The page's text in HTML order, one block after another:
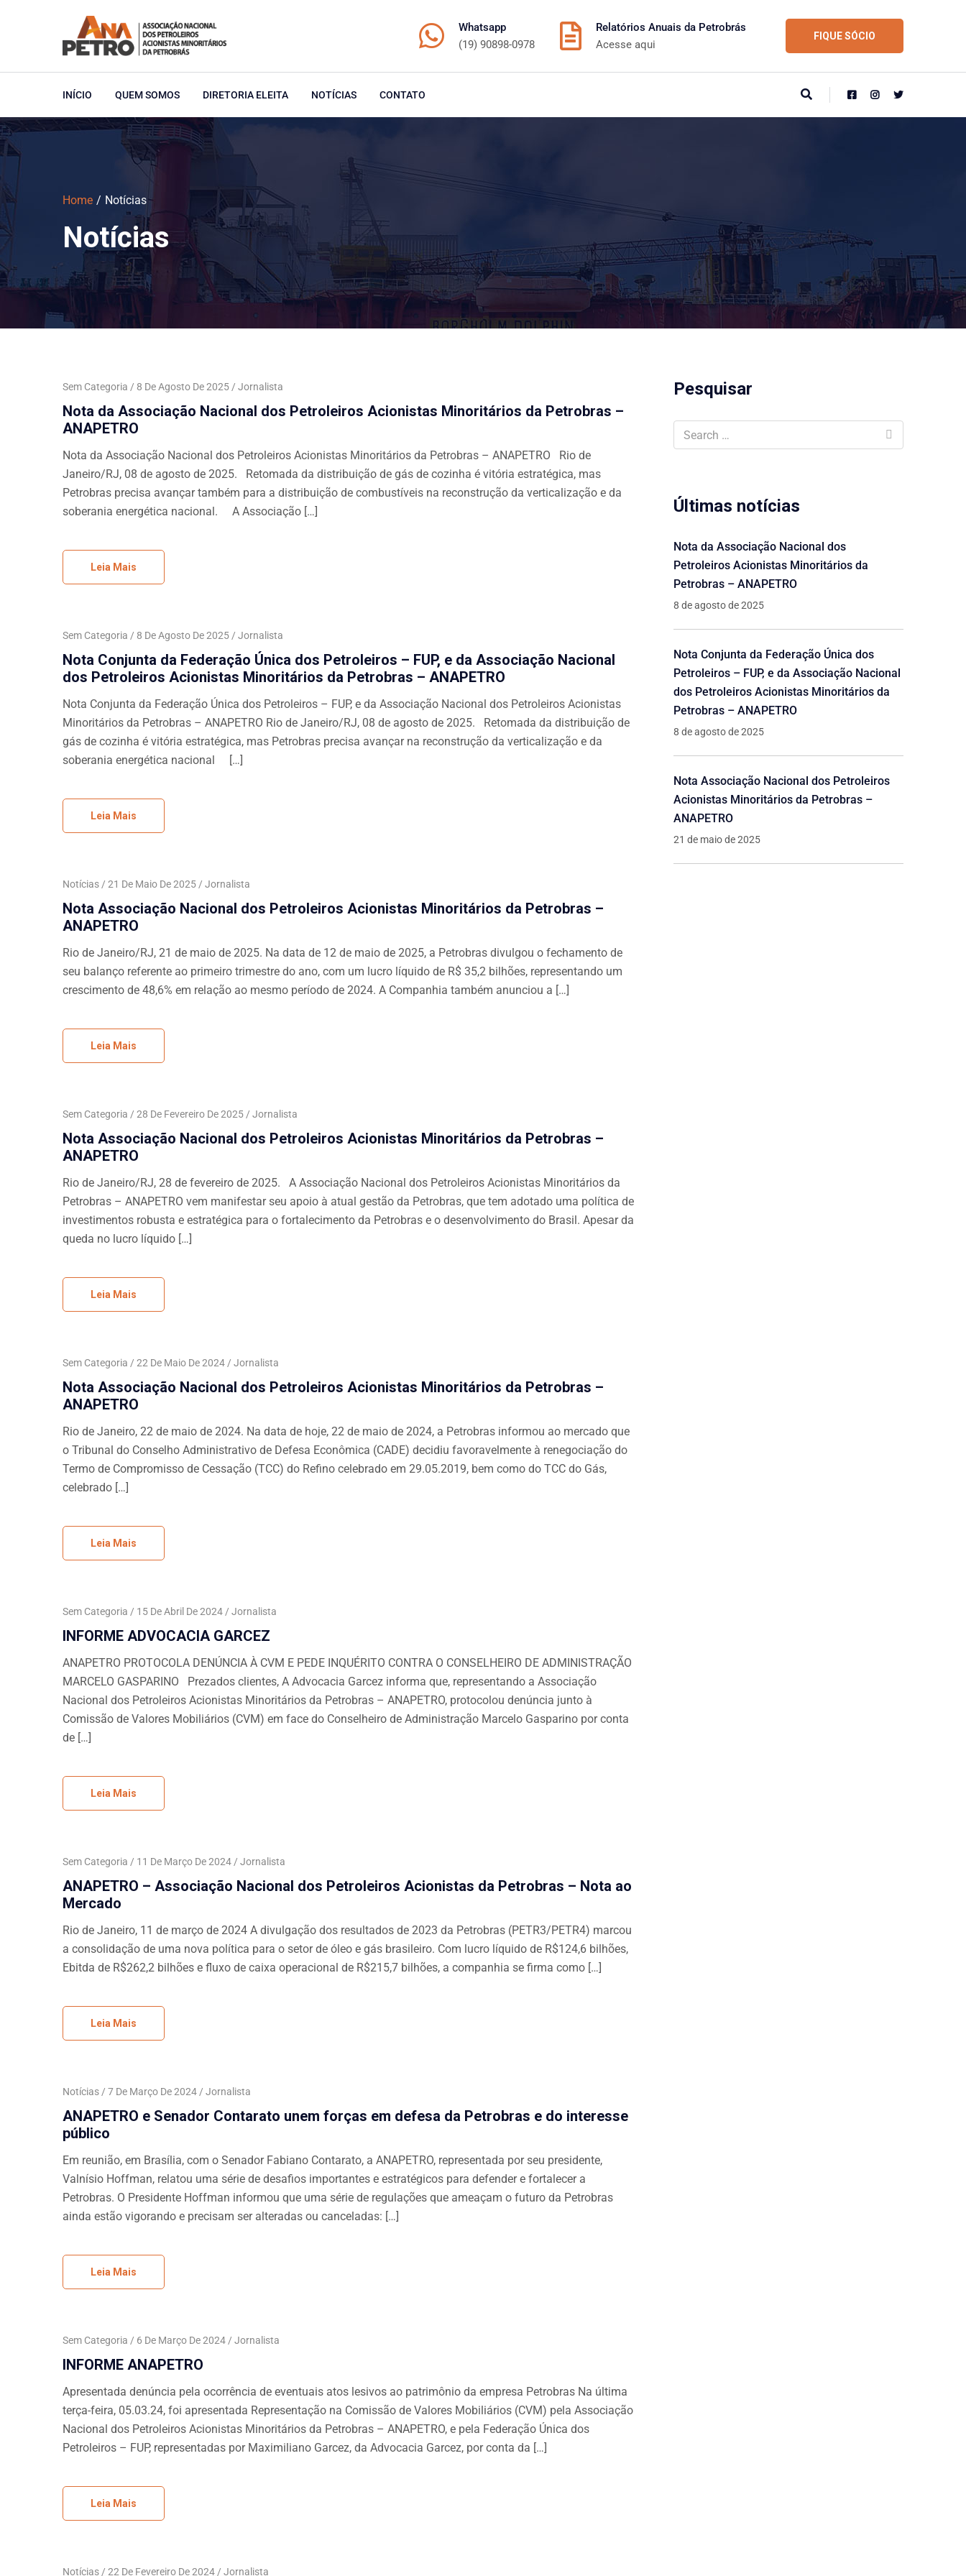
FIQUE SÓCIO
Whatsapp
(19) 90898-0978
Relatórios Anuais da Petrobrás
Acesse aqui
INÍCIO QUEM SOMOS DIRETORIA ELEITA NOTÍCIAS CONTATO
Home Notícias
Notícias
Sem Categoria 8 De Agosto De 2025 Jornalista
Nota da Associação Nacional dos Petroleiros Acionistas Minoritários da Petrobras –
ANAPETRO
Nota da Associação Nacional dos Petroleiros Acionistas Minoritários da Petrobras – ANAPETRO Rio de
Janeiro/RJ, 08 de agosto de 2025. Retomada da distribuição de gás de cozinha é vitória estratégica, mas
Petrobras precisa avançar também para a distribuição de combustíveis na reconstrução da verticalização e da
soberania energética nacional. A Associação […]
Leia Mais
Sem Categoria 8 De Agosto De 2025 Jornalista
Nota Conjunta da Federação Única dos Petroleiros – FUP, e da Associação Nacional
dos Petroleiros Acionistas Minoritários da Petrobras – ANAPETRO
Nota Conjunta da Federação Única dos Petroleiros – FUP, e da Associação Nacional dos Petroleiros Acionistas
Minoritários da Petrobras – ANAPETRO Rio de Janeiro/RJ, 08 de agosto de 2025. Retomada da distribuição de
gás de cozinha é vitória estratégica, mas Petrobras precisa avançar na reconstrução da verticalização e da
soberania energética nacional […]
Leia Mais
Notícias 21 De Maio De 2025 Jornalista
Nota Associação Nacional dos Petroleiros Acionistas Minoritários da Petrobras –
ANAPETRO
Rio de Janeiro/RJ, 21 de maio de 2025. Na data de 12 de maio de 2025, a Petrobras divulgou o fechamento de
seu balanço referente ao primeiro trimestre do ano, com um lucro líquido de R$ 35,2 bilhões, representando um
crescimento de 48,6% em relação ao mesmo período de 2024. A Companhia também anunciou a […]
Leia Mais
Sem Categoria 28 De Fevereiro De 2025 Jornalista
Nota Associação Nacional dos Petroleiros Acionistas Minoritários da Petrobras –
ANAPETRO
Rio de Janeiro/RJ, 28 de fevereiro de 2025. A Associação Nacional dos Petroleiros Acionistas Minoritários da
Petrobras – ANAPETRO vem manifestar seu apoio à atual gestão da Petrobras, que tem adotado uma política de
investimentos robusta e estratégica para o fortalecimento da Petrobras e o desenvolvimento do Brasil. Apesar da
queda no lucro líquido […]
Leia Mais
Sem Categoria 22 De Maio De 2024 Jornalista
Nota Associação Nacional dos Petroleiros Acionistas Minoritários da Petrobras –
ANAPETRO
Rio de Janeiro, 22 de maio de 2024. Na data de hoje, 22 de maio de 2024, a Petrobras informou ao mercado que
o Tribunal do Conselho Administrativo de Defesa Econômica (CADE) decidiu favoravelmente à renegociação do
Termo de Compromisso de Cessação (TCC) do Refino celebrado em 29.05.2019, bem como do TCC do Gás,
celebrado […]
Leia Mais
Sem Categoria 15 De Abril De 2024 Jornalista
INFORME ADVOCACIA GARCEZ
ANAPETRO PROTOCOLA DENÚNCIA À CVM E PEDE INQUÉRITO CONTRA O CONSELHEIRO DE ADMINISTRAÇÃO
MARCELO GASPARINO Prezados clientes, A Advocacia Garcez informa que, representando a Associação
Nacional dos Petroleiros Acionistas Minoritários da Petrobras – ANAPETRO, protocolou denúncia junto à
Comissão de Valores Mobiliários (CVM) em face do Conselheiro de Administração Marcelo Gasparino por conta
de […]
Leia Mais
Sem Categoria 11 De Março De 2024 Jornalista
ANAPETRO – Associação Nacional dos Petroleiros Acionistas da Petrobras – Nota ao
Mercado
Rio de Janeiro, 11 de março de 2024 A divulgação dos resultados de 2023 da Petrobras (PETR3/PETR4) marcou
a consolidação de uma nova política para o setor de óleo e gás brasileiro. Com lucro líquido de R$124,6 bilhões,
Ebitda de R$262,2 bilhões e fluxo de caixa operacional de R$215,7 bilhões, a companhia se firma como […]
Leia Mais
Notícias 7 De Março De 2024 Jornalista
ANAPETRO e Senador Contarato unem forças em defesa da Petrobras e do interesse
público
Em reunião, em Brasília, com o Senador Fabiano Contarato, a ANAPETRO, representada por seu presidente,
Valnísio Hoffman, relatou uma série de desafios importantes e estratégicos para defender e fortalecer a
Petrobras. O Presidente Hoffman informou que uma série de regulações que ameaçam o futuro da Petrobras
ainda estão vigorando e precisam ser alteradas ou canceladas: […]
Leia Mais
Sem Categoria 6 De Março De 2024 Jornalista
INFORME ANAPETRO
Apresentada denúncia pela ocorrência de eventuais atos lesivos ao patrimônio da empresa Petrobras Na última
terça-feira, 05.03.24, foi apresentada Representação na Comissão de Valores Mobiliários (CVM) pela Associação
Nacional dos Petroleiros Acionistas Minoritários da Petrobras – ANAPETRO, e pela Federação Única dos
Petroleiros – FUP, representadas por Maximiliano Garcez, da Advocacia Garcez, por conta da […]
Leia Mais
Notícias 22 De Fevereiro De 2024 Jornalista
Pesquisar
Últimas notícias
Nota da Associação Nacional dos
Petroleiros Acionistas Minoritários da
Petrobras – ANAPETRO
8 de agosto de 2025
Nota Conjunta da Federação Única dos
Petroleiros – FUP, e da Associação Nacional
dos Petroleiros Acionistas Minoritários da
Petrobras – ANAPETRO
8 de agosto de 2025
Nota Associação Nacional dos Petroleiros
Acionistas Minoritários da Petrobras –
ANAPETRO
21 de maio de 2025